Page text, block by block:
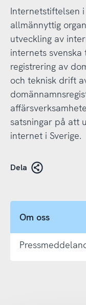
Internetstiftelsen i
allmännyttig
utveckling av
internets svenska
registrering av
och teknisk drift
satsningar på att
internet i Sverige.
Dela
Om oss